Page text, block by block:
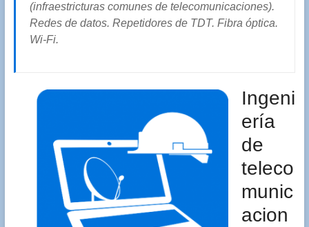
(infraestricturas comunes de telecomunicaciones).
Redes de datos. Repetidores de TDT. Fibra óptica.
Wi-Fi.
Ingeni
ería
de
teleco
munic
acion